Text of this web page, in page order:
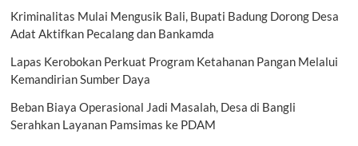
Kriminalitas Mulai Mengusik Bali, Bupati Badung Dorong Desa
Adat Aktifkan Pecalang dan Bankamda
Lapas Kerobokan Perkuat Program Ketahanan Pangan Melalui
Kemandirian Sumber Daya
Beban Biaya Operasional Jadi Masalah, Desa di Bangli
Serahkan Layanan Pamsimas ke PDAM